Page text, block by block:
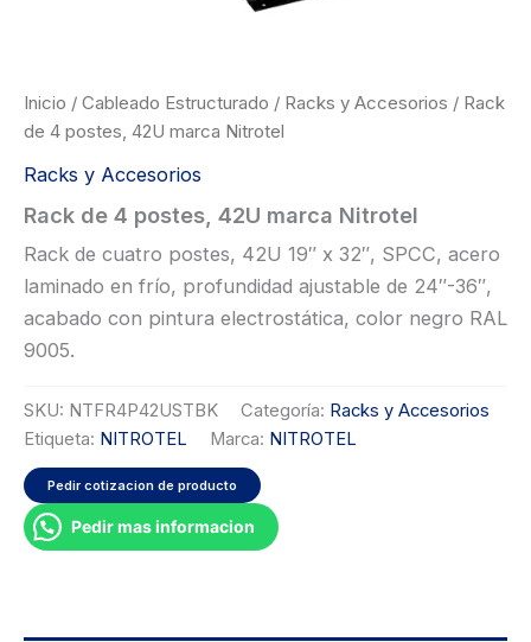
Inicio / Cableado Estructurado / Racks y Accesorios / Rack
de 4 postes, 42U marca Nitrotel
Racks y Accesorios
Rack de 4 postes, 42U marca Nitrotel
Rack de cuatro postes, 42U 19″ x 32″, SPCC, acero
laminado en frío, profundidad ajustable de 24″-36″,
acabado con pintura electrostática, color negro RAL
9005.
SKU: NTFR4P42USTBK Categoría: Racks y Accesorios
Etiqueta: NITROTEL Marca: NITROTEL
Pedir cotizacion de producto
Pedir mas informacion